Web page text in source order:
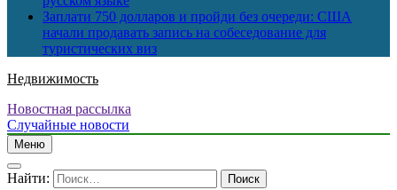
Заплати 750 долларов и пройди без очереди: США
начали продавать запись на собеседование для
туристических виз
Недвижимость
Новостная рассылка
Случайные новости
Меню
Найти: